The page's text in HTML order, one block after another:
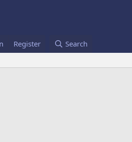
Register Search